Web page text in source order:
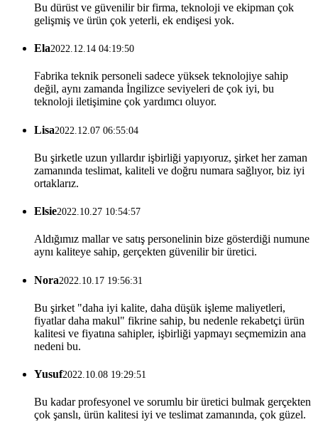
Bu dürüst ve güvenilir bir firma, teknoloji ve ekipman çok
gelişmiş ve ürün çok yeterli, ek endişesi yok.
Ela2022.12.14 04:19:50
Fabrika teknik personeli sadece yüksek teknolojiye sahip
değil, aynı zamanda İngilizce seviyeleri de çok iyi, bu
teknoloji iletişimine çok yardımcı oluyor.
Lisa2022.12.07 06:55:04
Bu şirketle uzun yıllardır işbirliği yapıyoruz, şirket her zaman
zamanında teslimat, kaliteli ve doğru numara sağlıyor, biz iyi
ortaklarız.
Elsie2022.10.27 10:54:57
Aldığımız mallar ve satış personelinin bize gösterdiği numune
aynı kaliteye sahip, gerçekten güvenilir bir üretici.
Nora2022.10.17 19:56:31
Bu şirket "daha iyi kalite, daha düşük işleme maliyetleri,
fiyatlar daha makul" fikrine sahip, bu nedenle rekabetçi ürün
kalitesi ve fiyatına sahipler, işbirliği yapmayı seçmemizin ana
nedeni bu.
Yusuf2022.10.08 19:29:51
Bu kadar profesyonel ve sorumlu bir üretici bulmak gerçekten
çok şanslı, ürün kalitesi iyi ve teslimat zamanında, çok güzel.